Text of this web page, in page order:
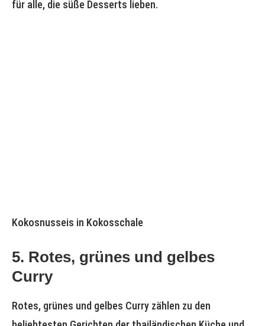
für alle, die süße Desserts lieben.
Kokosnusseis in Kokosschale
5. Rotes, grünes und gelbes
Curry
Rotes, grünes und gelbes Curry zählen zu den